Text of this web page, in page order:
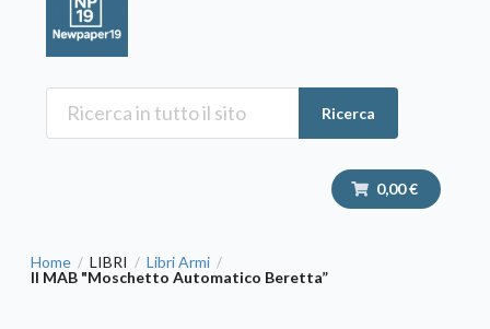
Ricerca
0,00 €
Home / LIBRI / Libri Armi /
Il MAB "Moschetto Automatico Beretta”